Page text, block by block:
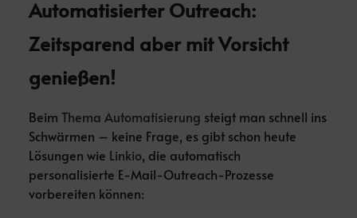
Automatisierter Outreach:
Zeitsparend aber mit Vorsicht
genießen!
Beim Thema Automatisierung steigt man schnell ins
Schwärmen – keine Frage, es gibt schon heute
Lösungen wie Linkio, die automatisch
personalisierte E-Mail-Outreach-Prozesse
vorbereiten können: